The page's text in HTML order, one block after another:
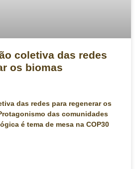
coletiva das redes
os biomas
das redes para regenerar os
das comunidades
é tema de mesa na COP30